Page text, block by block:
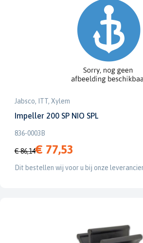
Jabsco, ITT, Xylem
Impeller 200 SP NIO SPL
836-0003B
€ 86,14€ 77,53
Dit bestellen wij voor u bij onze